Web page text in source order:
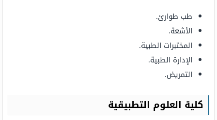
طب طوارئ.
الأشعة.
المختبرات الطبية.
الإدارة الطبية.
التمريض.
كلية العلوم التطبيقية